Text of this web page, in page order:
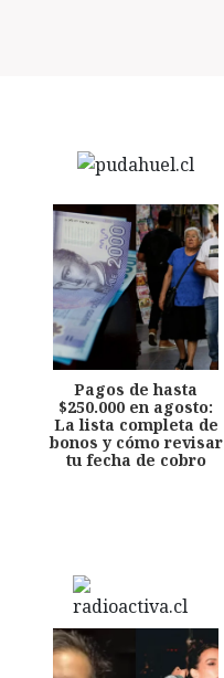
Pagos de hasta
$250.000 en agosto:
La lista completa de
bonos y cómo revisar
tu fecha de cobro